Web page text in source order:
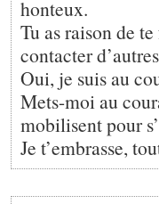
honteux.
Tu as raison de
contacter
Oui, je suis au
Mets-moi au
mobilisent pour
Je t’embrasse,